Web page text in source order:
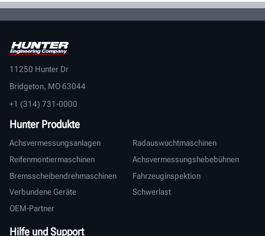
11250 Hunter Dr
Bridgeton, MO 63044
+1 (314) 731-0000
Hunter Produkte
Achsvermessungsanlagen
Radauswuchtmaschinen
Reifenmontiermaschinen
Achsvermessungshebebühnen
Bremsscheibendrehmaschinen
Fahrzeuginspektion
Verbundene Geräte
Schwerlast
OEM-Partner
Hilfe und Support